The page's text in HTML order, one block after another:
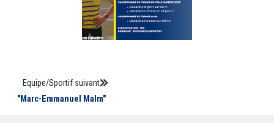
Equipe/Sportif suivant
"Marc-Emmanuel Malm"